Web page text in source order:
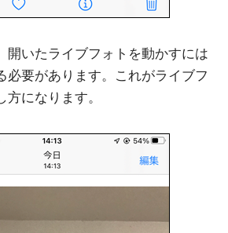
開いたライブフォトを動かすには
必要があります。これがライブフ
方になります。